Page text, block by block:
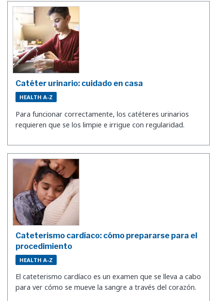
Catéter urinario: cuidado en casa
HEALTH A-Z
Para funcionar correctamente, los catéteres urinarios
requieren que se los limpie e irrigue con regularidad.
Cateterismo cardíaco: cómo prepararse para el
procedimiento
HEALTH A-Z
El cateterismo cardíaco es un examen que se lleva a cabo
para ver cómo se mueve la sangre a través del corazón.